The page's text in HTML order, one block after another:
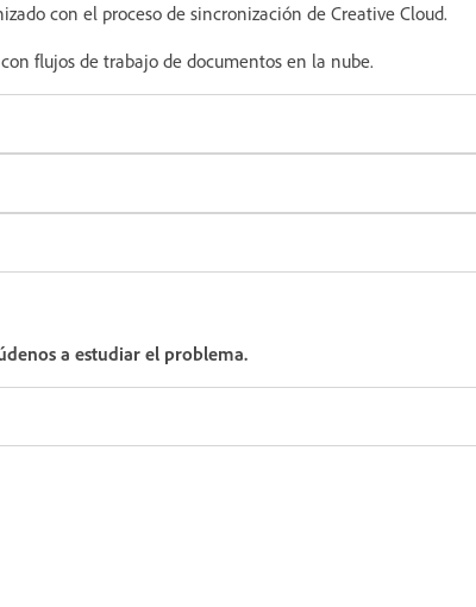
con el proceso de sincronización de Creative Cloud.
flujos de trabajo de documentos en la nube.
a estudiar el problema.